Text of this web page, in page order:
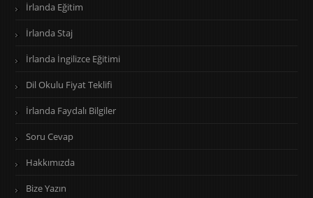
İrlanda Eğitim
İrlanda Staj
İrlanda İngilizce Eğitimi
Dil Okulu Fiyat Teklifi
İrlanda Faydalı Bilgiler
Soru Cevap
Hakkımızda
Bize Yazın